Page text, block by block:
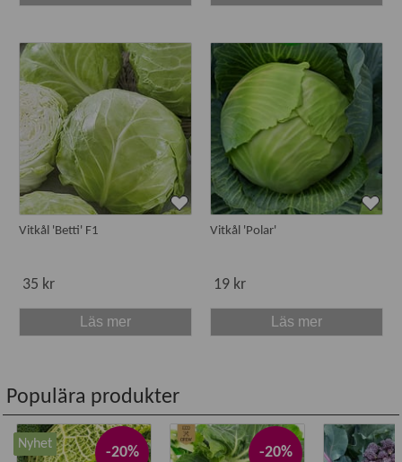
Vitkål 'Betti' F1
35 kr
Läs mer
Vitkål 'Polar'
19 kr
Läs mer
Populära produkter
-20%
Nyhet -20%